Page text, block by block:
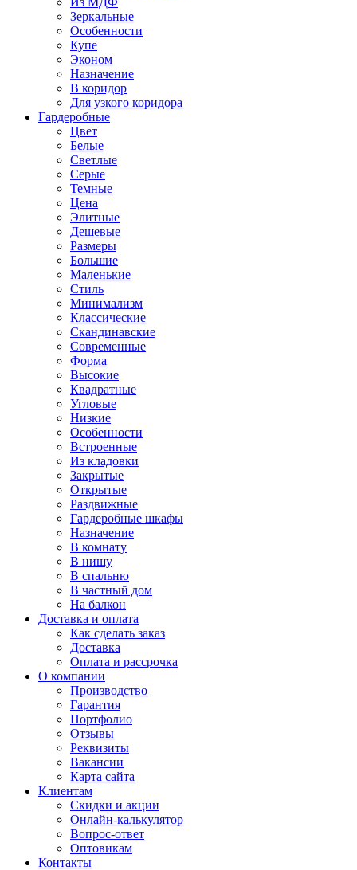
Зеркальные
Особенности
Купе
Эконом
Назначение
В коридор
Для узкого коридора
Гардеробные
Цвет
Белые
Светлые
Серые
Темные
Цена
Элитные
Дешевые
Размеры
Большие
Маленькие
Стиль
Минимализм
Классические
Скандинавские
Современные
Форма
Высокие
Квадратные
Угловые
Низкие
Особенности
Встроенные
Из кладовки
Закрытые
Открытые
Раздвижные
Гардеробные шкафы
Назначение
В комнату
В нишу
В спальню
В частный дом
На балкон
Доставка и оплата
Как сделать заказ
Доставка
Оплата и рассрочка
О компании
Производство
Гарантия
Портфолио
Отзывы
Реквизиты
Вакансии
Карта сайта
Клиентам
Скидки и акции
Онлайн-калькулятор
Вопрос-ответ
Оптовикам
Контакты